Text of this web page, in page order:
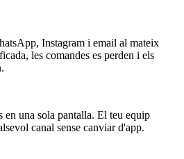
Instagram i email al mateix
les comandes es perden i els
en una sola pantalla. El teu equip
canal sense canviar d'app.